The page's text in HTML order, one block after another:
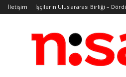
İletişim İşçilerin Uluslararası Birliği –